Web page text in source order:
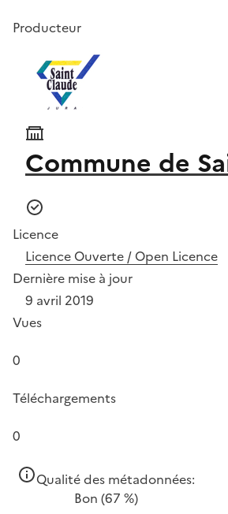
Producteur
Commune de
Licence
Licence Ouverte / Open Licence
Dernière mise à jour
9 avril 2019
Vues
0
Téléchargements
0
Qualité des métadonnées:
Bon (67 %)